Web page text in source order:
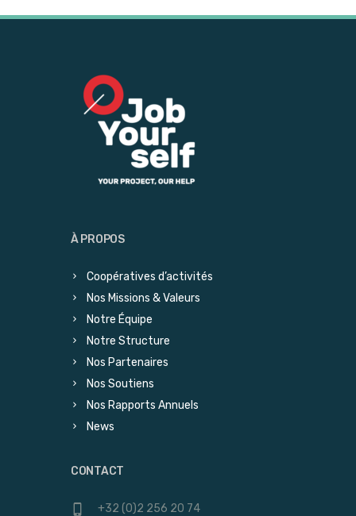
À PROPOS
Coopératives d’activités
Nos Missions & Valeurs
Notre Équipe
Notre Structure
Nos Partenaires
Nos Soutiens
Nos Rapports Annuels
News
CONTACT
+32 (0)2 256 20 74